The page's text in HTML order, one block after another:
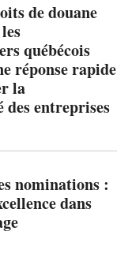
de douane
québécois
réponse rapide
la
entreprises
nominations :
dans